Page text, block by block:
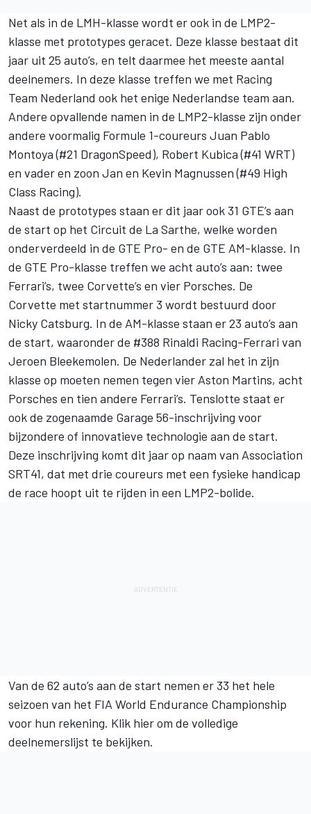
Net als in de LMH-klasse wordt er ook in de LMP2-
klasse met prototypes geracet. Deze klasse bestaat dit
jaar uit 25 auto’s, en telt daarmee het meeste aantal
deelnemers. In deze klasse treffen we met Racing
Team Nederland ook het enige Nederlandse team aan.
Andere opvallende namen in de LMP2-klasse zijn onder
andere voormalig Formule 1-coureurs Juan Pablo
Montoya (#21 DragonSpeed), Robert Kubica (#41 WRT)
en vader en zoon Jan en Kevin Magnussen(#49 High
Class Racing).
Naast de prototypes staan er dit jaar ook 31 GTE’s aan
de start op het Circuit de La Sarthe, welke worden
onderverdeeld in de GTE Pro- en de GTE AM-klasse. In
de GTE Pro-klasse treffen we acht auto’s aan: twee
Ferrari’s, twee Corvette’s en vier Porsches. De
Corvette met startnummer 3 wordt bestuurd door
Nicky Catsburg. In de AM-klasse staan er 23 auto’s aan
de start, waaronder de #388 Rinaldi Racing-Ferrari van
Jeroen Bleekemolen. De Nederlander zal het in zijn
klasse op moeten nemen tegen vier Aston Martins, acht
Porsches en tien andere Ferrari’s. Tenslotte staat er
ook de zogenaamde Garage 56-inschrijving voor
bijzondere of innovatieve technologie aan de start.
Deze inschrijving komt dit jaar op naam van Association
SRT41, dat met drie coureurs met een fysieke handicap
de race hoopt uit te rijden in een LMP2-bolide.
Van de 62 auto’s aan de start nemen er 33 het hele
seizoen van het FIA World Endurance Championship
voor hun rekening. Klik hier om de volledige
deelnemerslijst te bekijken.